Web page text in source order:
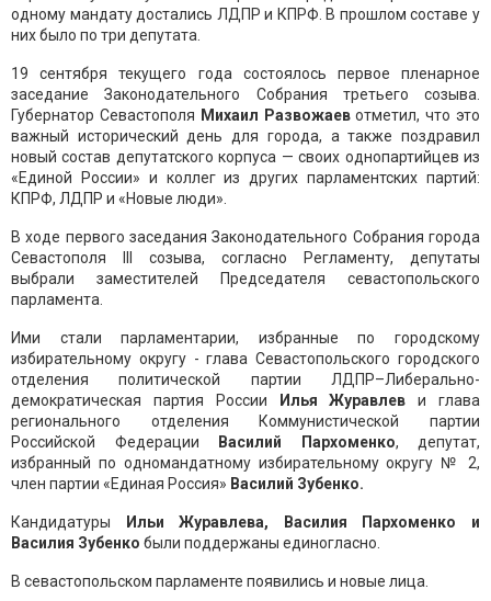
одному мандату достались ЛДПР и КПРФ. В прошлом составе у
них было по три депутата.
19 сентября текущего года состоялось первое пленарное
заседание Законодательного Собрания третьего созыва.
Губернатор Севастополя Михаил Развожаевотметил, что это
важный исторический день для города, а также поздравил
новый состав депутатского корпуса — своих однопартийцев из
«Единой России» и коллег из других парламентских партий:
КПРФ, ЛДПР и «Новые люди».
В ходе первого заседания Законодательного Собрания города
Севастополя III созыва, согласно Регламенту, депутаты
выбрали заместителей Председателя севастопольского
парламента.
Ими стали парламентарии, избранные по городскому
избирательному округу - глава Севастопольского городского
отделения политической партии ЛДПР–Либерально-
демократическая партия России
Илья Журавлеви глава
регионального отделения Коммунистической партии
Российской Федерации
Василий Пархоменко, депутат,
избранный по одномандатному избирательному округу № 2,
член партии «Единая Россия» Василий Зубенко.
Кандидатуры
Ильи Журавлева, Василия Пархоменко и
Василия Зубенко были поддержаны единогласно.
В севастопольском парламенте появились и новые лица.